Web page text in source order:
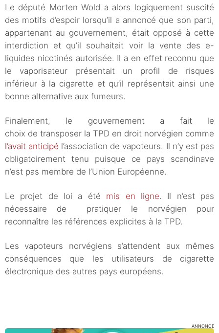
Le député Morten Wold a alors logiquement suscité
des motifs d’espoir lorsqu’il a annoncé que son parti,
appartenant au gouvernement, était opposé à cette
interdiction et qu’il souhaitait voir la vente des e-
liquides nicotinés autorisée. Il a en effet reconnu que
le vaporisateur présentait un profil de risques
inférieur à la cigarette et qu’il représentait ainsi une
bonne alternative aux fumeurs.
Finalement, le gouvernement a fait le
choix de transposer la TPD en droit norvégien comme
l’avait anticipé l’association de vapoteurs. Il n’y est pas
obligatoirement tenu puisque ce pays scandinave
n’est pas membre de l’Union Européenne.
Le projet de loi a été mis en ligne. Il n’est pas
nécessaire de pratiquer le norvégien pour
reconnaître les références explicites à la TPD.
Les vapoteurs norvégiens s’attendent aux mêmes
conséquences que les utilisateurs de cigarette
électronique des autres pays européens.
ANNONCE